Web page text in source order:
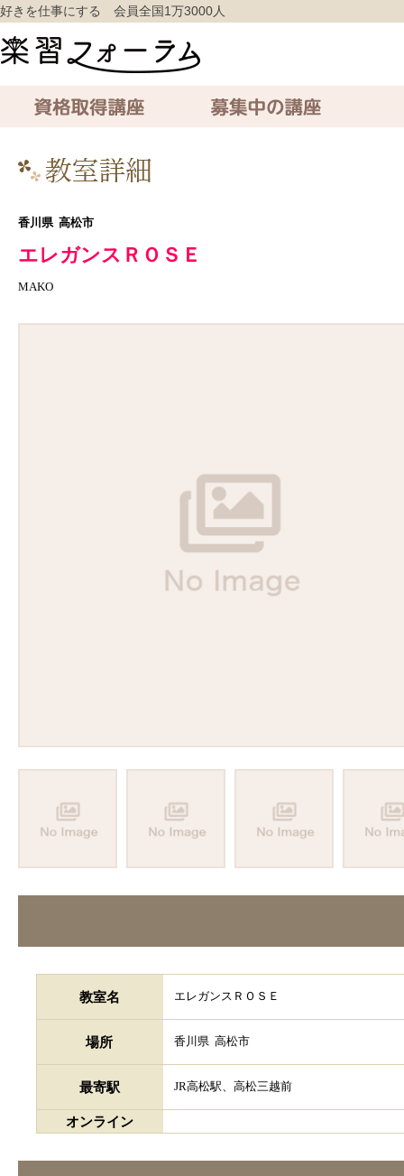
好きを仕事にする 会員全国1万3000人
香川県 高松市
エレガンスＲＯＳＥ
MAKO
教室名 エレガンスＲＯＳＥ
場所 香川県 高松市
最寄駅 JR高松駅、高松三越前
オンライン